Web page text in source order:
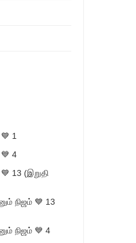
1
4
13 (இறுதி
நிஜம் 💙 13
நிஜம் 💙 4